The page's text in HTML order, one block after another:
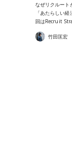
なぜリクルート
「あたらしい
回はRecruit
竹田匡宏